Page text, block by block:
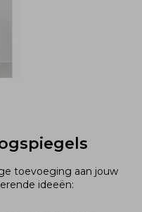
toevoeging aan jouw
ideeën: